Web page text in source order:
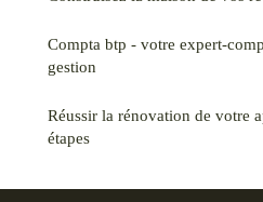
Compta btp - votre expert-
gestion
Réussir la rénovation de votre
étapes